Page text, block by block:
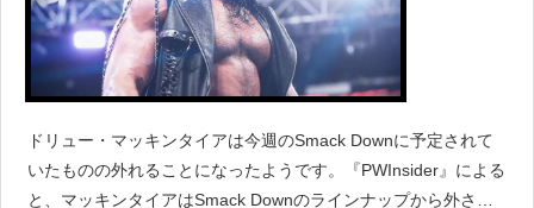
ドリュー・マッキンタイアは今週のSmack Downに予定されて
いたものの外れることになったようです。『PWInsider』による
と、マッキンタイアはSmack Downのラインナップから外さ